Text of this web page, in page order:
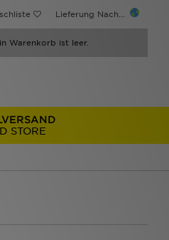
Lieferung Nach...
Warenkorb ist leer.
STORE